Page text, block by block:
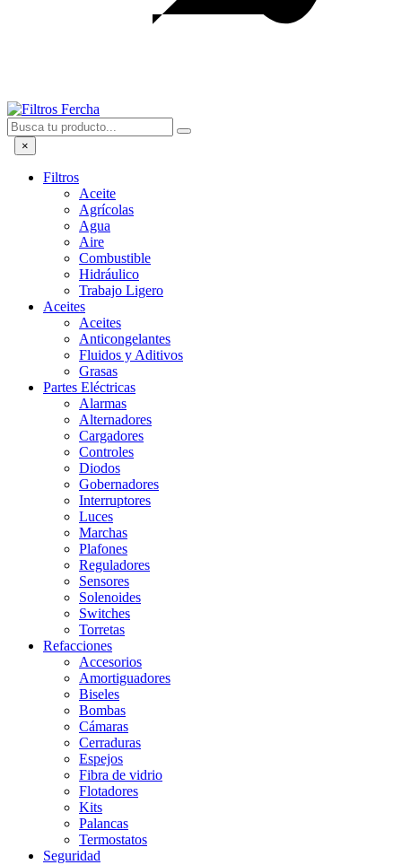
×
Filtros
Aceite
Agrícolas
Agua
Aire
Combustible
Hidráulico
Trabajo Ligero
Aceites
Aceites
Anticongelantes
Fluidos y Aditivos
Grasas
Partes Eléctricas
Alarmas
Alternadores
Cargadores
Controles
Diodos
Gobernadores
Interruptores
Luces
Marchas
Plafones
Reguladores
Sensores
Solenoides
Switches
Torretas
Refacciones
Accesorios
Amortiguadores
Biseles
Bombas
Cámaras
Cerraduras
Espejos
Fibra de vidrio
Flotadores
Kits
Palancas
Termostatos
Seguridad